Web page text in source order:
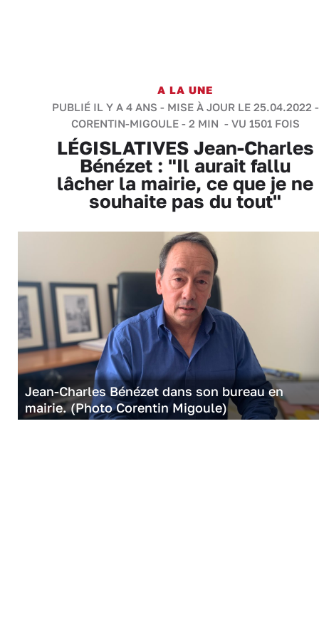
A LA UNE
PUBLIÉ IL Y A 4 ANS - MISE À JOUR LE 25.04.2022 -
CORENTIN-MIGOULE- 2 MIN - VU 1501 FOIS
LÉGISLATIVES Jean-Charles
Bénézet : "Il aurait fallu
lâcher la mairie, ce que je ne
souhaite pas du tout"
Jean-Charles Bénézet dans son bureau en
mairie. (Photo Corentin Migoule)